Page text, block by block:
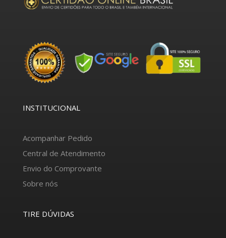
INSTITUCIONAL
Acompanhar Pedido
Central de Atendimento
Envio do Comprovante
Sobre nós
TIRE DÚVIDAS